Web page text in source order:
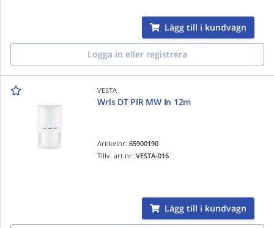
Lägg till i kundvagn
Logga in eller registrera
VESTA
Wrls DT PIR MW In 12m
Artikelnr:65900190
Tillv. art.nr:VESTA-016
Lägg till i kundvagn